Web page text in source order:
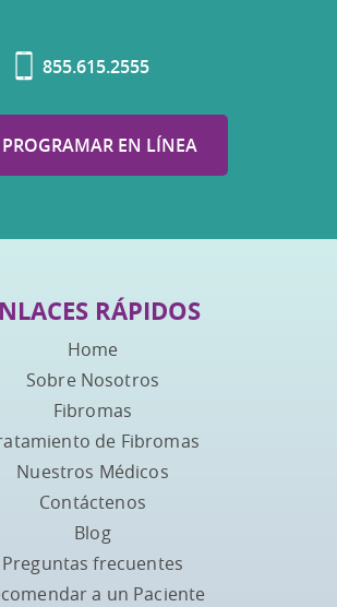
855.615.2555
PROGRAMAR EN LÍNEA
RÁPIDOS
Home
Sobre Nosotros
Fibromas
de Fibromas
Nuestros Médicos
Contáctenos
Blog
Preguntas frecuentes
a un Paciente